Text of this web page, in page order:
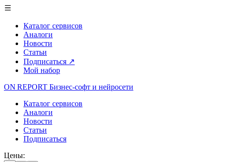
Каталог сервисов
Аналоги
Новости
Статьи
Подписаться ↗
Мой набор
ON REPORT Бизнес-софт и нейросети
Каталог сервисов
Аналоги
Новости
Статьи
Подписаться
Цены: